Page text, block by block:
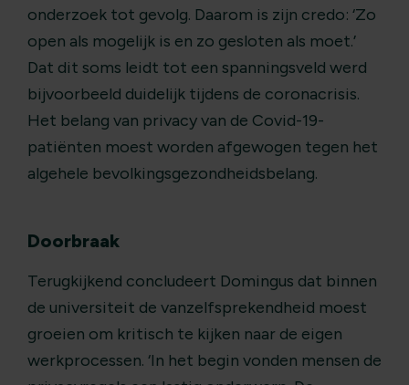
onderzoek tot gevolg. Daarom is zijn credo: ‘Zo
open als mogelijk is en zo gesloten als moet.’
Dat dit soms leidt tot een spanningsveld werd
bijvoorbeeld duidelijk tijdens de coronacrisis.
Het belang van privacy van de Covid-19-
patiënten moest worden afgewogen tegen het
algehele bevolkingsgezondheidsbelang.
Doorbraak
Terugkijkend concludeert Domingus dat binnen
de universiteit de vanzelfsprekendheid moest
groeien om kritisch te kijken naar de eigen
werkprocessen. ‘In het begin vonden mensen de